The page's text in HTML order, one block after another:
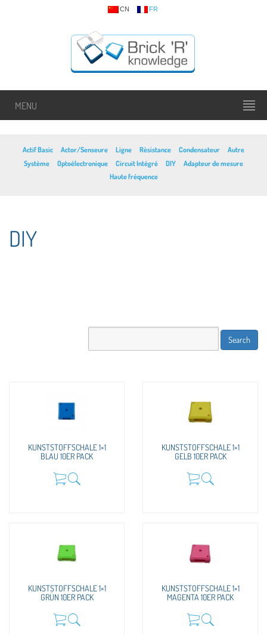
CN FR
MENU
Actif Basic Actor/Senseure Ligne Rèsistance Condensateur
Autre
Système
Optoélectronique Circuit Intégré DIY
Adapteur de mesure
Haute fréquence
DIY
KUNSTSTOFFSCHALE 1×1
BLAU 10ER PACK
KUNSTSTOFFSCHALE 1×1
GELB 10ER PACK
KUNSTSTOFFSCHALE 1×1
GRÜN 10ER PACK
KUNSTSTOFFSCHALE 1×1
MAGENTA 10ER PACK